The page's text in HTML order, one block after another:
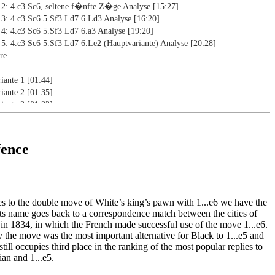
4.c3 Sc6, seltene f�nfte Z�ge Analyse [15:27]
4.c3 Sc6 5.Sf3 Ld7 6.Ld3 Analyse [16:20]
4.c3 Sc6 5.Sf3 Ld7 6.a3 Analyse [19:20]
4.c3 Sc6 5.Sf3 Ld7 6.Le2 (Hauptvariante) Analyse [20:28]
1 [01:44]
2 [01:35]
3 [01:33]
4: 4.Sf3 Sf6 5.Lg5 Analyse [21:33]
5: 4.Sf3 Sf6 5.Ld3 c5 6.c3 Analyse [19:13]
6: 4.Sf3 Sf6 5.Ld3 c5 6.0-0 Analyse [20:32]
7: 4.Sf3 Sf6 5.Ld3 c5 6.dxc5 Analyse [08:44]
to the double move of White’s king’s pawn with 1...e6 we have the
name goes back to a correspondence match between the cities of
1834, in which the French made successful use of the move 1...e6.
the move was the most important alternative for Black to 1...e5 and
occupies third place in the ranking of the most popular replies to
and 1...e5.